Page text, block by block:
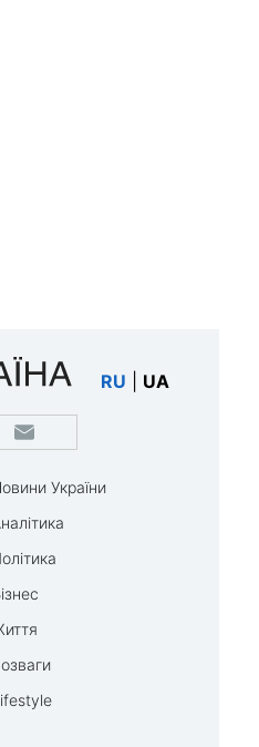
RU UA
України